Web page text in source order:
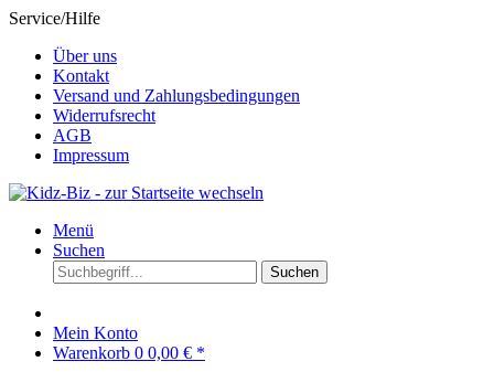
Service/Hilfe
Über uns
Kontakt
Versand und Zahlungsbedingungen
Widerrufsrecht
AGB
Impressum
Menü
Suchen
Suchen
Mein Konto
Warenkorb 0 0,00 € *